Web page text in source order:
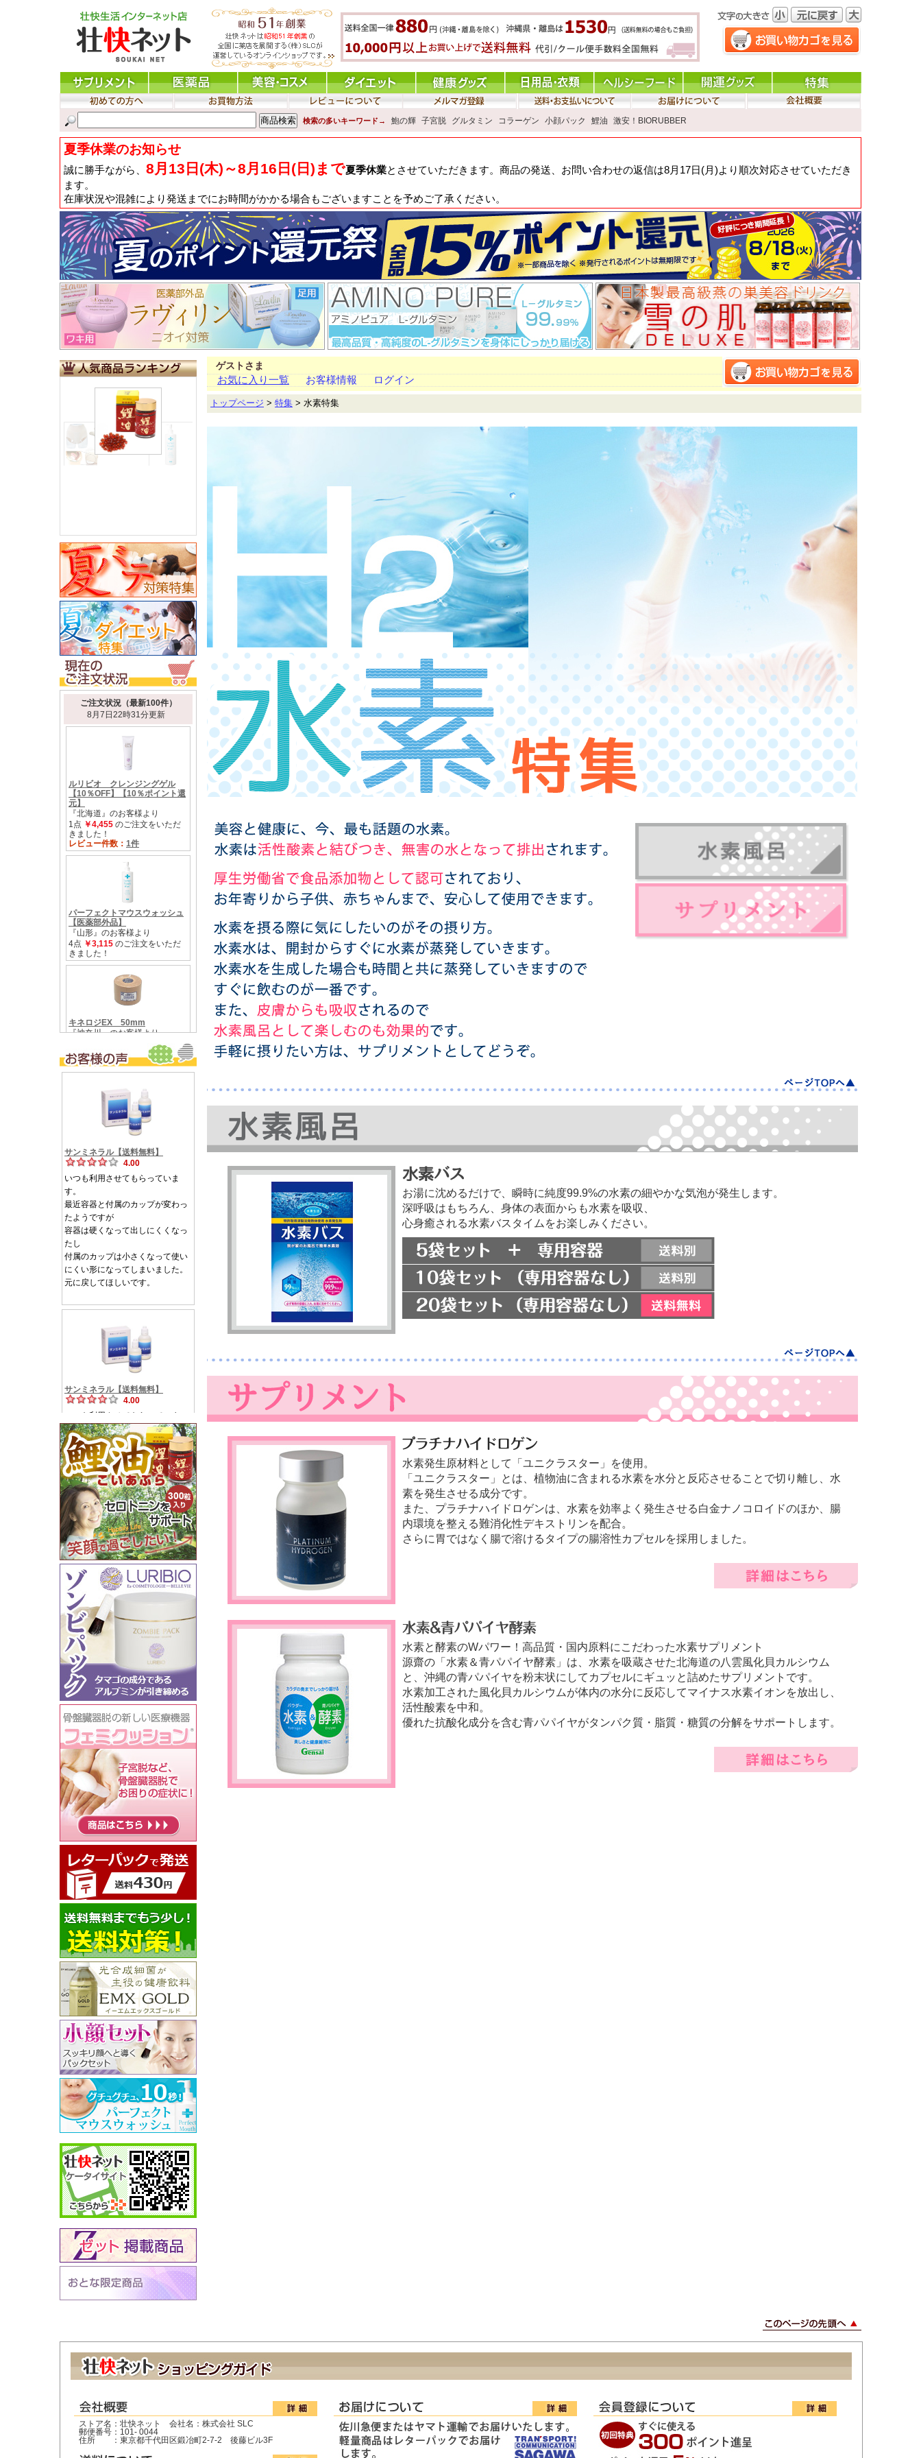
検索の多いキーワード→ 鮑の輝 子宮脱 グルタミン コラーゲン 小顔パック 鯉油 激安！BIORUBBER
夏季休業のお知らせ
誠に勝手ながら、 8月13日(木)～8月16日(日)まで夏季休業とさせていただきます。商品の発送、お問い合わせの返信は8月17日(月)より順次対応させていただき
ます。
在庫状況や混雑により発送までにお時間がかかる場合もございますことを予めご了承ください。
ゲストさま
お気に入り一覧
お客様情報 ログイン
トップページ > 特集 > 水素特集
お湯に沈めるだけで、瞬時に純度99.9%の水素の細やかな気泡が発生します。
深呼吸はもちろん、身体の表面からも水素を吸収、
心身癒される水素バスタイムをお楽しみください。
水素発生原材料として「ユニクラスター」を使用。
「ユニクラスター」とは、植物油に含まれる水素を水分と反応させることで切り離し、水
素を発生させる成分です。
また、プラチナハイドロゲンは、水素を効率よく発生させる白金ナノコロイドのほか、腸
内環境を整える難消化性デキストリンを配合。
さらに胃ではなく腸で溶けるタイプの腸溶性カプセルを採用しました。
水素と酵素のWパワー！高品質・国内原料にこだわった水素サプリメント
源齋の「水素＆青パパイヤ酵素」は、水素を吸蔵させた北海道の八雲風化貝カルシウム
と、沖縄の青パパイヤを粉末状にしてカプセルにギュッと詰めたサプリメントです。
水素加工された風化貝カルシウムが体内の水分に反応してマイナス水素イオンを放出し、
活性酸素を中和。
優れた抗酸化成分を含む青パパイヤがタンパク質・脂質・糖質の分解をサポートします。
ストア名：壮快ネット 会社名：株式会社 SLC
郵便番号：101- 0044
住所 ：東京都千代田区鍛冶町2-7-2 後藤ビル3F